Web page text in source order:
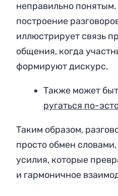
неправильно
построение
иллюстрирует связь
общения, когда
формируют дискурс.
Также может
ругаться по-
Таким образом,
просто обмен
усилия, которые
и гармоничное